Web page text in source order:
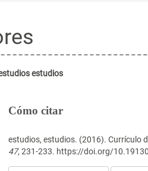
del
artículo
estudios
Detalles
artículo
Cómo citar
estudios, estudios. (2016). Currículo
47, 231-233. https://doi.org/